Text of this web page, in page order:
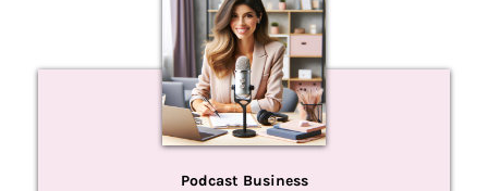
Podcast Business